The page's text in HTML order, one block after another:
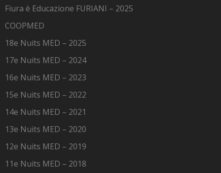
Fiura è Educazione FURIANI – 2025
COOPMED
18e Nuits MED – 2025
17e Nuits MED – 2024
16e Nuits MED – 2023
15e Nuits MED – 2022
14e Nuits MED – 2021
13e Nuits MED – 2020
12e Nuits MED – 2019
11e Nuits MED – 2018